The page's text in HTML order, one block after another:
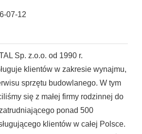
07-12
Sp. z.o.o. od 1990 r.
klientów w zakresie wynajmu,
sprzętu budowlanego. W tym
się z małej firmy rodzinnej do
ponad 500
klientów w całej Polsce.